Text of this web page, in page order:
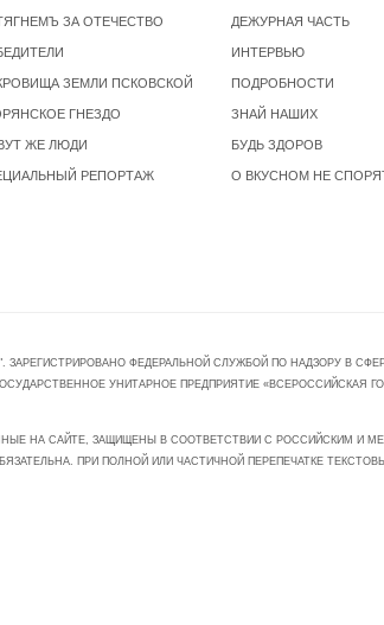
ЗА ОТЕЧЕСТВО
ЗЕМЛИ ПСКОВСКОЙ
ГНЕЗДО
ЖЕ ЛЮДИ
РЕПОРТАЖ
ДЕЖУРНАЯ ЧАСТЬ
ИНТЕРВЬЮ
ПОДРОБНОСТИ
ЗНАЙ НАШИХ
БУДЬ ЗДОРОВ
О ВКУСНОМ НЕ
ЗАРЕГИСТРИРОВАНО ФЕДЕРАЛЬНОЙ СЛУЖБОЙ ПО НАДЗОРУ В
ГОСУДАРСТВЕННОЕ УНИТАРНОЕ ПРЕДПРИЯТИЕ
НА САЙТЕ, ЗАЩИЩЕНЫ В СООТВЕТСТВИИ С РОССИЙСКИМ И
ПРИ ПОЛНОЙ ИЛИ ЧАСТИЧНОЙ ПЕРЕПЕЧАТКЕ